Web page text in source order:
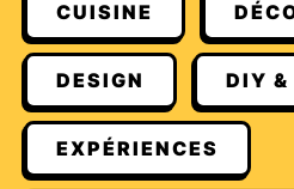
CUISINE
DESIGN DIY &
EXPÉRIENCES